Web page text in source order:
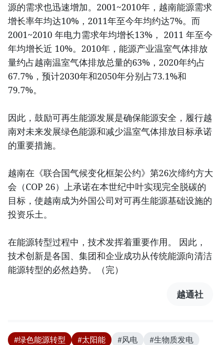
源的需求也迅速增加。2001~2010年，越南能源需求
增长率年均达10%，2011年至今年均约达7%。而
2001~2010 年电力需求年均增长13%， 2011 年至今
年均增长近 10%。2010年，能源产业温室气体排放
量约占越南温室气体排放总量的63%，2020年约占
67.7%，预计2030年和2050年分别占73.1%和
79.7%。
因此，鼓励可再生能源发展是确保能源安全，履行越
南对未来发展绿色能源和减少温室气体排放目标承诺
的重要措施。
越南在《联合国气候变化框架公约》第26次缔约方大
会（COP 26）上承诺在本世纪中叶实现完全脱碳的
目标，使越南成为外国公司对可再生能源基础设施的
投资乐土。
在能源转型过程中，技术发挥着重要作用。 因此，
技术创新是各国、集团和企业成功从传统能源向清洁
能源转型的必然趋势。（完）
越通社
#绿色能源转型 #太阳能 #风电
#生物质发电